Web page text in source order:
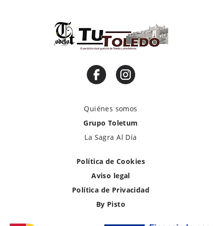
Quiénes somos
Grupo Toletum
La Sagra Al Día
Política de Cookies
Aviso legal
Política de Privacidad
By Pisto